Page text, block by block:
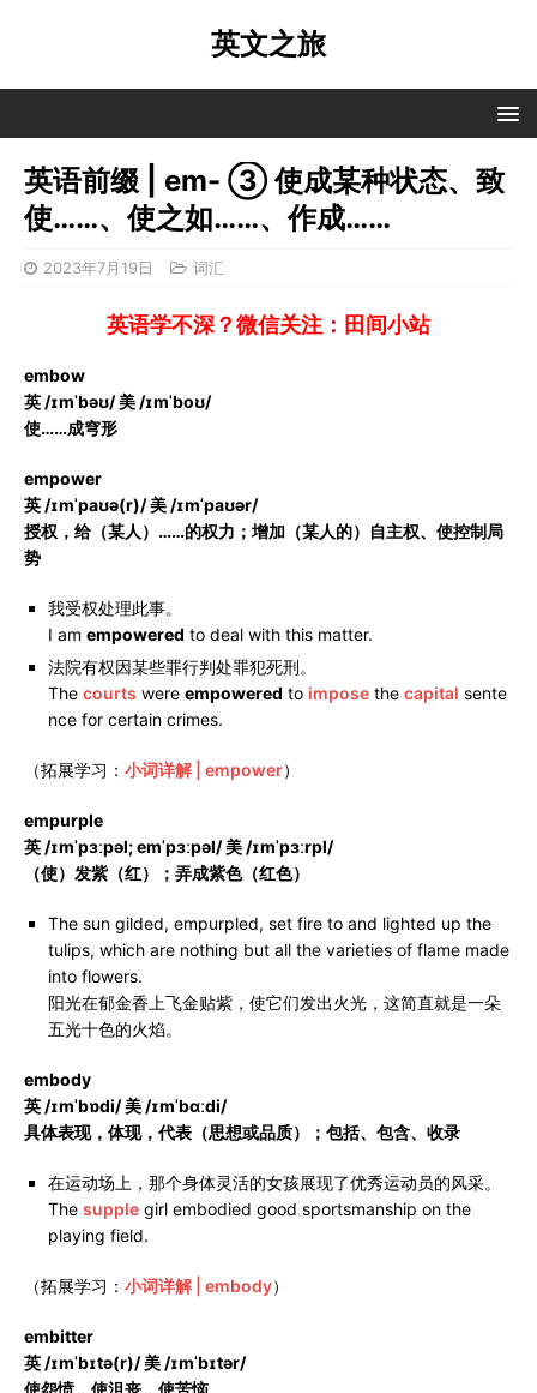
英文之旅
英语前缀 | em- ③ 使成某种状态、致
使……、使之如……、作成……
2023年7月19日 词汇
英语学不深？微信关注：田间小站
embow
英 /ɪmˈbəʊ/ 美 /ɪmˈboʊ/
使……成穹形
empower
英 /ɪmˈpaʊə(r)/ 美 /ɪmˈpaʊər/
授权，给（某人）……的权力；增加（某人的）自主权、使控制局
势
我受权处理此事。
I am empowered to deal with this matter.
法院有权因某些罪行判处罪犯死刑。
The courts were empowered to impose the capital sente
nce for certain crimes.
（拓展学习： 小词详解 | empower）
empurple
英 /ɪmˈpɜːpəl; emˈpɜːpəl/ 美 /ɪmˈpɜːrpl/
（使）发紫（红）；弄成紫色（红色）
The sun gilded, empurpled, set fire to and lighted up the
tulips, which are nothing but all the varieties of flame made
into flowers.
阳光在郁金香上飞金贴紫，使它们发出火光，这简直就是一朵
五光十色的火焰。
embody
英 /ɪmˈbɒdi/ 美 /ɪmˈbɑːdi/
具体表现，体现，代表（思想或品质）；包括、包含、收录
在运动场上，那个身体灵活的女孩展现了优秀运动员的风采。
The supple girl embodied good sportsmanship on the
playing field.
（拓展学习： 小词详解 | embody）
embitter
英 /ɪmˈbɪtə(r)/ 美 /ɪmˈbɪtər/
使怨愤、使沮丧、使苦恼